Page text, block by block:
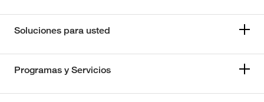
Soluciones para usted
Programas y Servicios